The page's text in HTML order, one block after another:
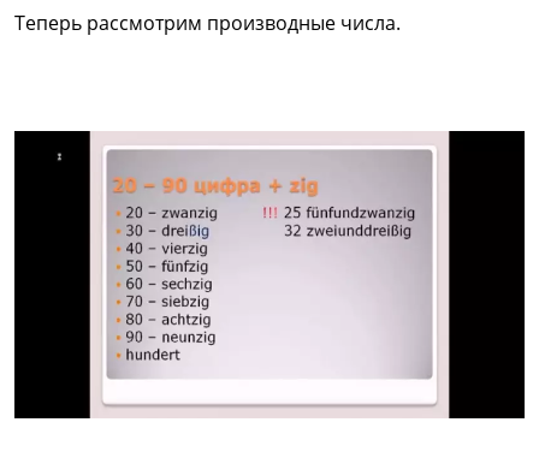
Теперь рассмотрим производные числа.